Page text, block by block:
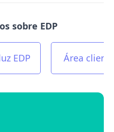
sobre EDP
EDP Área